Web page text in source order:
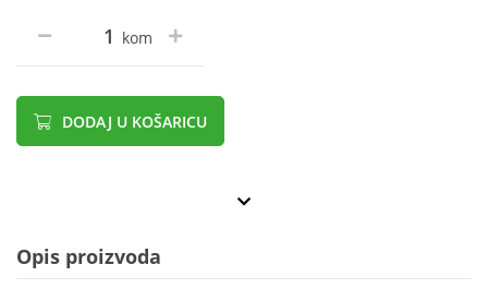
kom
DODAJ U KOŠARICU
Opis proizvoda